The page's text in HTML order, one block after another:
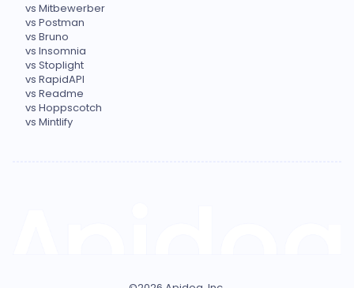
vs Mitbewerber
vs Postman
vs Bruno
vs Insomnia
vs Stoplight
vs RapidAPI
vs Readme
vs Hoppscotch
vs Mintlify